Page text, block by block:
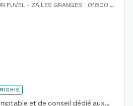
FUVEL - ZA LES GRANGES · 01800
et de conseil dédié aux